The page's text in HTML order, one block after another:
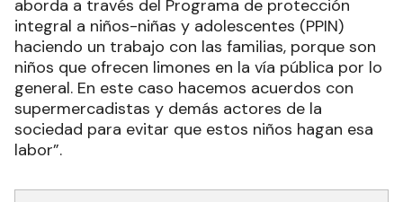
aborda a través del Programa de protección
integral a niños-niñas y adolescentes (PPIN)
haciendo un trabajo con las familias, porque son
niños que ofrecen limones en la vía pública por lo
general. En este caso hacemos acuerdos con
supermercadistas y demás actores de la
sociedad para evitar que estos niños hagan esa
labor”.